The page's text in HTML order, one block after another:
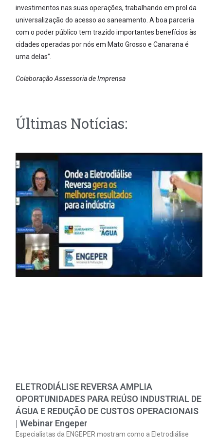
investimentos nas suas operações, trabalhando em prol da
universalização do acesso ao saneamento. A boa parceria
com o poder público tem trazido importantes benefícios às
cidades operadas por nós em Mato Grosso e Canarana é
uma delas”.
Colaboração Assessoria de Imprensa
Últimas Notícias:
ELETRODIÁLISE REVERSA AMPLIA
OPORTUNIDADES PARA REÚSO INDUSTRIAL DE
ÁGUA E REDUÇÃO DE CUSTOS OPERACIONAIS
| Webinar Engeper
Especialistas da ENGEPER mostram como a Eletrodiálise